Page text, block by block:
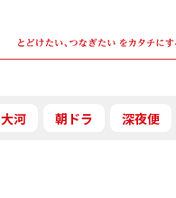
大河 朝ドラ 深夜便